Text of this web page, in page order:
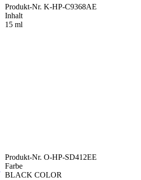
Produkt-Nr. K-HP-C9368AE
Inhalt
15 ml
Produkt-Nr. O-HP-SD412EE
Farbe
BLACK COLOR